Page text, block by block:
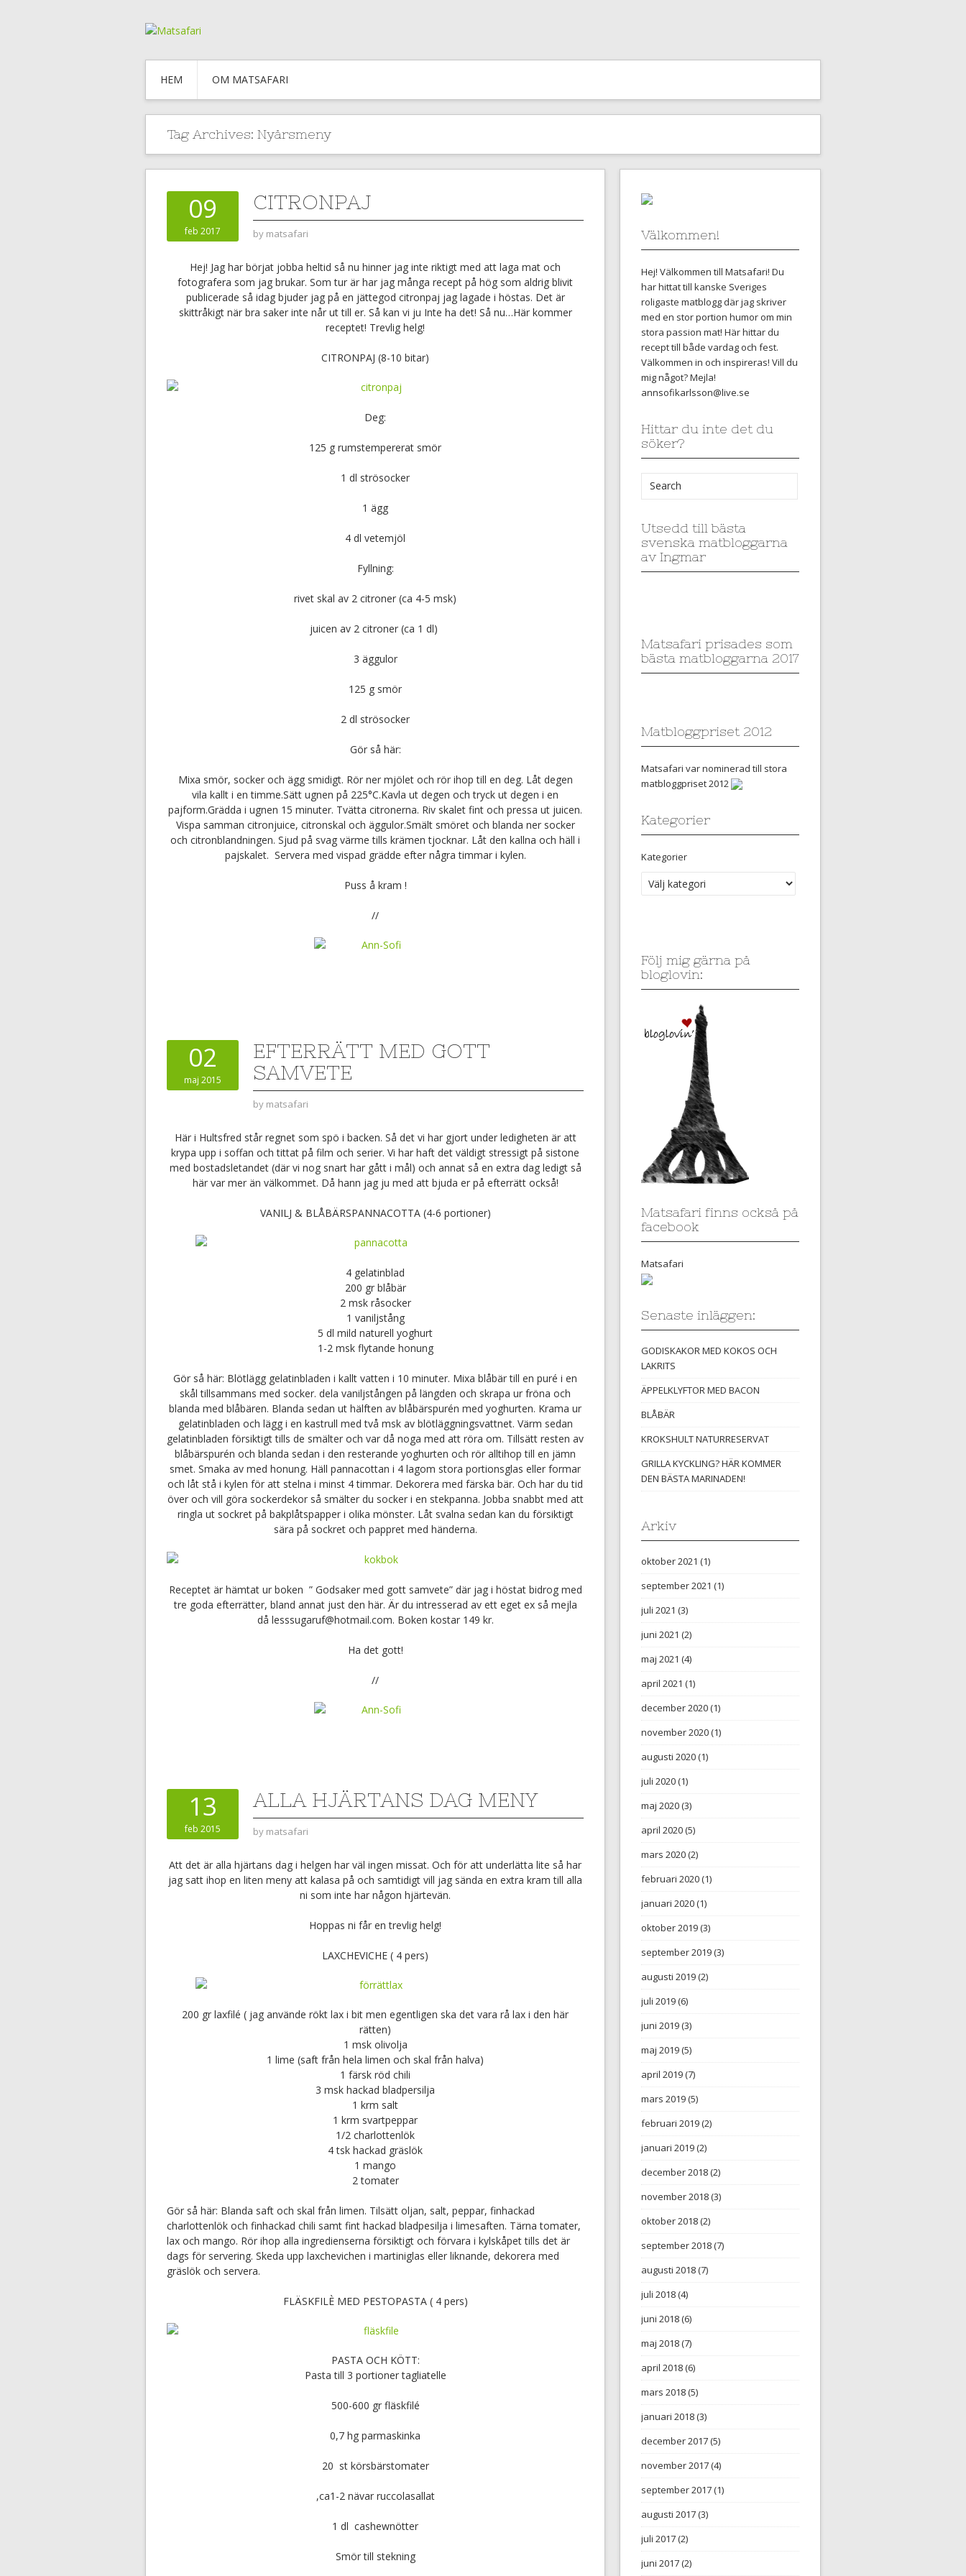
HEM OM MATSAFARI
Tag Archives: Nyårsmeny
09
feb 2017
CITRONPAJ
by matsafari
Hej! Jag har börjat jobba heltid så nu hinner jag inte riktigt med att laga mat och
fotografera som jag brukar. Som tur är har jag många recept på hög som aldrig blivit
publicerade så idag bjuder jag på en jättegod citronpaj jag lagade i höstas. Det är
skittråkigt när bra saker inte når ut till er. Så kan vi ju Inte ha det! Så nu…Här kommer
receptet! Trevlig helg!
CITRONPAJ (8-10 bitar)
Deg:
125 g rumstempererat smör
1 dl strösocker
1 ägg
4 dl vetemjöl
Fyllning:
rivet skal av 2 citroner (ca 4-5 msk)
juicen av 2 citroner (ca 1 dl)
3 äggulor
125 g smör
2 dl strösocker
Gör så här:
Mixa smör, socker och ägg smidigt. Rör ner mjölet och rör ihop till en deg. Låt degen
vila kallt i en timme.Sätt ugnen på 225°C.Kavla ut degen och tryck ut degen i en
pajform.Grädda i ugnen 15 minuter. Tvätta citronerna. Riv skalet fint och pressa ut juicen.
Vispa samman citronjuice, citronskal och äggulor.Smält smöret och blanda ner socker
och citronblandningen. Sjud på svag värme tills krämen tjocknar. Låt den kallna och häll i
pajskalet. Servera med vispad grädde efter några timmar i kylen.
Puss å kram !
//
02
maj 2015
EFTERRÄTT MED GOTT
SAMVETE
by matsafari
Här i Hultsfred står regnet som spö i backen. Så det vi har gjort under ledigheten är att
krypa upp i soffan och tittat på film och serier. Vi har haft det väldigt stressigt på sistone
med bostadsletandet (där vi nog snart har gått i mål) och annat så en extra dag ledigt så
här var mer än välkommet. Då hann jag ju med att bjuda er på efterrätt också!
VANILJ & BLÅBÄRSPANNACOTTA (4-6 portioner)
4 gelatinblad
200 gr blåbär
2 msk råsocker
1 vaniljstång
5 dl mild naturell yoghurt
1-2 msk flytande honung
Gör så här: Blötlägg gelatinbladen i kallt vatten i 10 minuter. Mixa blåbär till en puré i en
skål tillsammans med socker. dela vaniljstången på längden och skrapa ur fröna och
blanda med blåbären. Blanda sedan ut hälften av blåbärspurén med yoghurten. Krama ur
gelatinbladen och lägg i en kastrull med två msk av blötläggningsvattnet. Värm sedan
gelatinbladen försiktigt tills de smälter och var då noga med att röra om. Tillsätt resten av
blåbärspurén och blanda sedan i den resterande yoghurten och rör alltihop till en jämn
smet. Smaka av med honung. Häll pannacottan i 4 lagom stora portionsglas eller formar
och låt stå i kylen för att stelna i minst 4 timmar. Dekorera med färska bär. Och har du tid
över och vill göra sockerdekor så smälter du socker i en stekpanna. Jobba snabbt med att
ringla ut sockret på bakplåtspapper i olika mönster. Låt svalna sedan kan du försiktigt
sära på sockret och pappret med händerna.
Receptet är hämtat ur boken ” Godsaker med gott samvete” där jag i höstat bidrog med
tre goda efterrätter, bland annat just den här. Är du intresserad av ett eget ex så mejla
då lesssugaruf@hotmail.com. Boken kostar 149 kr.
Ha det gott!
//
13
feb 2015
ALLA HJÄRTANS DAG MENY
by matsafari
Att det är alla hjärtans dag i helgen har väl ingen missat. Och för att underlätta lite så har
jag satt ihop en liten meny att kalasa på och samtidigt vill jag sända en extra kram till alla
ni som inte har någon hjärtevän.
Hoppas ni får en trevlig helg!
LAXCHEVICHE ( 4 pers)
200 gr laxfilé ( jag använde rökt lax i bit men egentligen ska det vara rå lax i den här
rätten)
1 msk olivolja
1 lime (saft från hela limen och skal från halva)
1 färsk röd chili
3 msk hackad bladpersilja
1 krm salt
1 krm svartpeppar
1/2 charlottenlök
4 tsk hackad gräslök
1 mango
2 tomater
Gör så här: Blanda saft och skal från limen. Tilsätt oljan, salt, peppar, finhackad
charlottenlök och finhackad chili samt fint hackad bladpesilja i limesaften. Tärna tomater,
lax och mango. Rör ihop alla ingredienserna försiktigt och förvara i kylskåpet tills det är
dags för servering. Skeda upp laxchevichen i martiniglas eller liknande, dekorera med
gräslök och servera.
FLÄSKFILÈ MED PESTOPASTA ( 4 pers)
PASTA OCH KÖTT:
Pasta till 3 portioner tagliatelle
500-600 gr fläskfilé
0,7 hg parmaskinka
20 st körsbärstomater
,ca1-2 nävar ruccolasallat
1 dl cashewnötter
Smör till stekning
Välkommen!
Hej! Välkommen till Matsafari! Du
har hittat till kanske Sveriges
roligaste matblogg där jag skriver
med en stor portion humor om min
stora passion mat! Här hittar du
recept till både vardag och fest.
Välkommen in och inspireras! Vill du
mig något? Mejla!
annsofikarlsson@live.se
Hittar du inte det du
söker?
Utsedd till bästa
svenska matbloggarna
av Ingmar
Matsafari prisades som
bästa matbloggarna 2017
Matbloggpriset 2012
Matsafari var nominerad till stora
matbloggpriset 2012
Kategorier
Kategorier
Följ mig gärna på
bloglovin:
Matsafari finns också på
facebook
Matsafari
Senaste inläggen:
GODISKAKOR MED KOKOS OCH
LAKRITS
ÄPPELKLYFTOR MED BACON
BLÅBÄR
KROKSHULT NATURRESERVAT
GRILLA KYCKLING? HÄR KOMMER
DEN BÄSTA MARINADEN!
Arkiv
oktober 2021 (1)
september 2021 (1)
juli 2021 (3)
juni 2021 (2)
maj 2021 (4)
april 2021 (1)
december 2020(1)
november 2020(1)
augusti 2020(1)
juli 2020(1)
maj 2020(3)
april 2020(5)
mars 2020(2)
februari 2020(1)
januari 2020(1)
oktober 2019(3)
september 2019(3)
augusti 2019(2)
juli 2019(6)
juni 2019(3)
maj 2019(5)
april 2019(7)
mars 2019(5)
februari 2019(2)
januari 2019(2)
december 2018(2)
november 2018(3)
oktober 2018(2)
september 2018(7)
augusti 2018(7)
juli 2018(4)
juni 2018(6)
maj 2018(7)
april 2018(6)
mars 2018(5)
januari 2018(3)
december 2017(5)
november 2017(4)
september 2017(1)
augusti 2017(3)
juli 2017(2)
juni 2017(2)